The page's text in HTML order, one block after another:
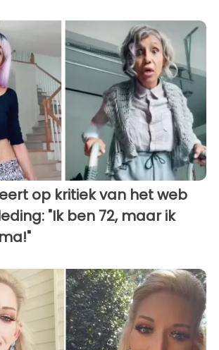
op kritiek van het web
"Ik ben 72, maar ik